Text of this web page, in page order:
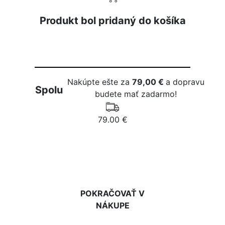
Produkt bol pridaný do košíka
Spolu
Nakúpte ešte za79,00 €a dopravu
budete mať zadarmo!
79.00 €
POKRAČOVAŤ V
NÁKUPE